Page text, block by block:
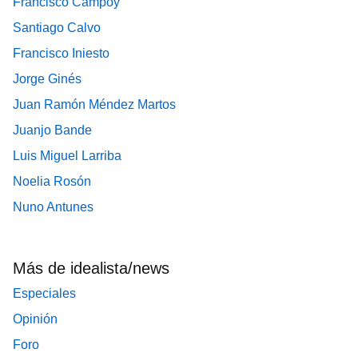
Santiago Calvo
Francisco Iniesto
Jorge Ginés
Juan Ramón Méndez Martos
Juanjo Bande
Luis Miguel Larriba
Noelia Rosón
Nuno Antunes
Más de idealista/news
Especiales
Opinión
Foro